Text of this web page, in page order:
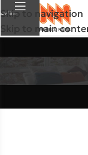
Skip to navigation
Skip to main
Izvēlne